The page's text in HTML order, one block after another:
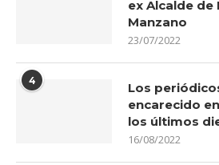
ex Alcalde de
Manzano
23/07/2022
4
Los
encarecido
los últimos
16/08/2022